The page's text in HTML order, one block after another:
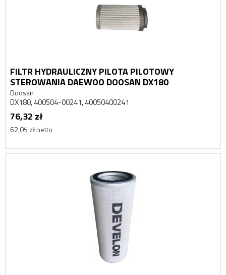
FILTR HYDRAULICZNY PILOTA PILOTOWY
STEROWANIA DAEWOO DOOSAN DX180
Doosan
DX180, 400504-00241, 40050400241
76,32 zł
62,05 zł netto